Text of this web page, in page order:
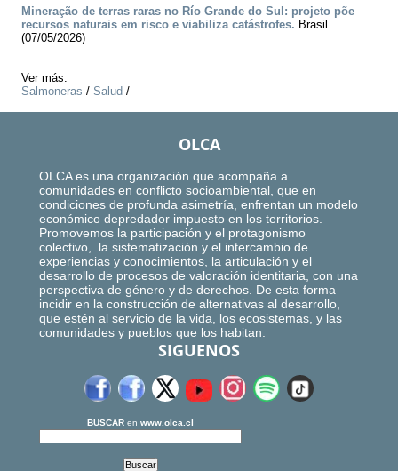
Mineração de terras raras no Río Grande do Sul: projeto põe
recursos naturais em risco e viabiliza catástrofes. Brasil
(07/05/2026)
Ver más:
Salmoneras / Salud /
OLCA
OLCA es una organización que acompaña a
comunidades en conflicto socioambiental, que en
condiciones de profunda asimetría, enfrentan un modelo
económico depredador impuesto en los territorios.
Promovemos la participación y el protagonismo
colectivo, la sistematización y el intercambio de
experiencias y conocimientos, la articulación y el
desarrollo de procesos de valoración identitaria, con una
perspectiva de género y de derechos. De esta forma
incidir en la construcción de alternativas al desarrollo,
que estén al servicio de la vida, los ecosistemas, y las
comunidades y pueblos que los habitan.
SIGUENOS
BUSCAR en www.olca.cl